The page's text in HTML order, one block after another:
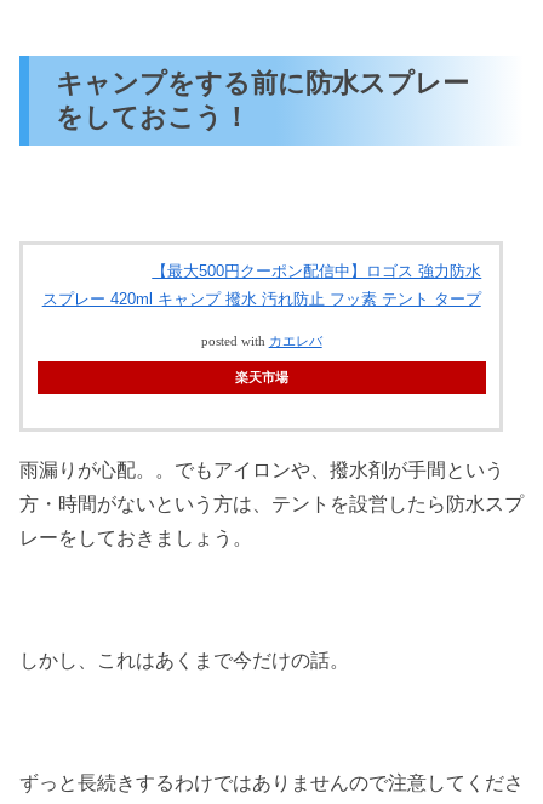
キャンプをする前に防水スプレー
をしておこう！
【最大500円クーポン配信中】ロゴス 強力防水
スプレー 420ml キャンプ 撥水 汚れ防止 フッ素 テント タープ
posted with カエレバ
楽天市場
雨漏りが心配。。でもアイロンや、撥水剤が手間という
方・時間がないという方は、テントを設営したら防水スプ
レーをしておきましょう。
しかし、これはあくまで今だけの話。
ずっと長続きするわけではありませんので注意してくださ